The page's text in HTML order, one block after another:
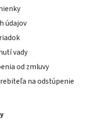
údajov
vady
od zmluvy
na odstúpenie